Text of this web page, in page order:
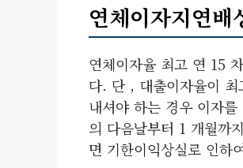
연체이자지연
연체이자율 최고 연 15
다. 단 , 대출이자율이
내셔야 하는 경우 이자
의 다음날부터 1 개월까
면 기한이익상실로 인하